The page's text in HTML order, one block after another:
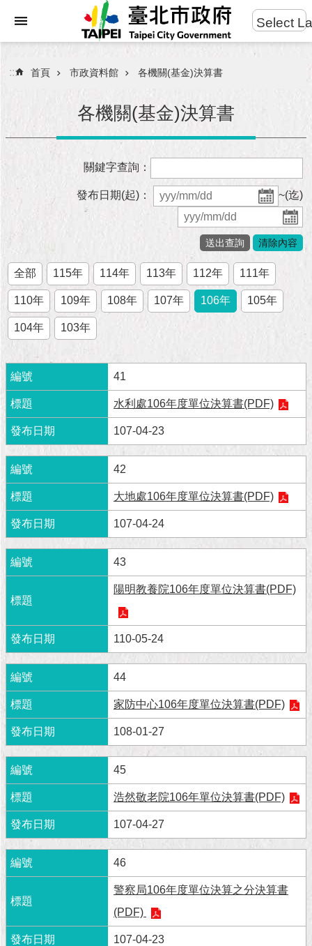
進
搜
市
團
隊
市
政
公
施
政
願
景
及
成
果
市
資
料
館
現
臺
活
動
題
民
互
動
活
主
館
Select
::: 首頁 市政資料館 各機關(基金)決算書
各機關(基金)決算書
關鍵字查詢：
發布日期(起)： ~(迄)
全部 115年 114年 113年 112年 111年
110年 109年 108年 107年 106年 105年
104年 103年
41
水利處106年度單位決算書(PDF)
107-04-23
42
大地處106年度單位決算書(PDF)
107-04-24
43
陽明教養院106年度單位決算書(PDF)
110-05-24
44
家防中心106年度單位決算書(PDF)
108-01-27
45
浩然敬老院106年單位決算書(PDF)
107-04-27
46
警察局106年度單位決算之分決算書
(PDF)
107-04-23